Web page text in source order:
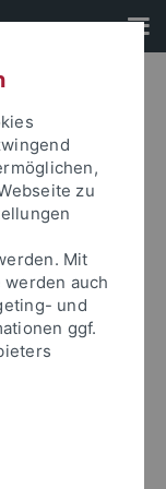
2/2022:
von
zu
Mit
auch
und
ggf.